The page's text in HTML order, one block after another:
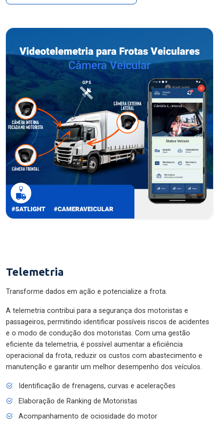
Telemetria
Transforme dados em ação e potencialize a frota.
A telemetria contribui para a segurança dos motoristas e
passageiros, permitindo identificar possíveis riscos de acidentes
e o modo de condução dos motoristas. Com uma gestão
eficiente da telemetria, é possível aumentar a eficiência
operacional da frota, reduzir os custos com abastecimento e
manutenção e garantir um melhor desempenho dos veículos.
Identificação de frenagens, curvas e acelerações
Elaboração de Ranking de Motoristas
Acompanhamento de ociosidade do motor